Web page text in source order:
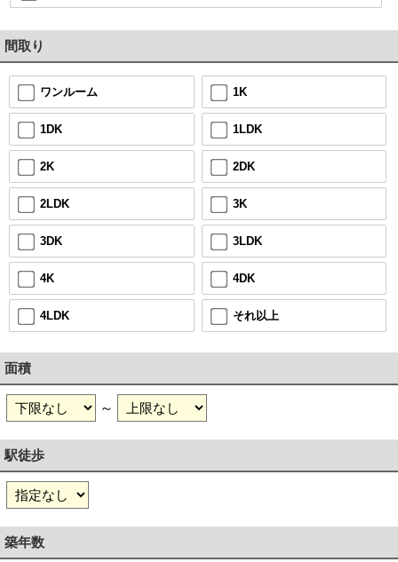
間取り
ワンルーム 1K
1DK 1LDK
2K 2DK
2LDK 3K
3DK 3LDK
4K 4DK
4LDK それ以上
面積
～
駅徒歩
築年数